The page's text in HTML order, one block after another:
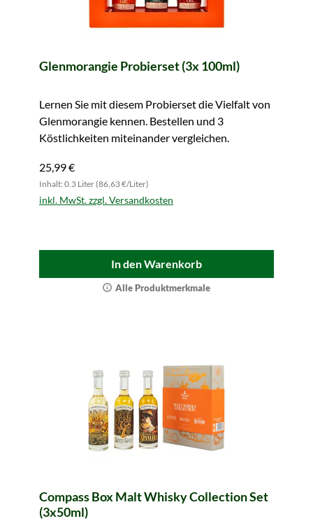
Glenmorangie Probierset (3x 100ml)
Lernen Sie mit diesem Probierset die Vielfalt von
Glenmorangie kennen. Bestellen und 3
Köstlichkeiten miteinander vergleichen.
25,99 €
Inhalt: 0.3 Liter (86,63 €/Liter)
inkl. MwSt. zzgl. Versandkosten
In den Warenkorb
Alle Produktmerkmale
Compass Box Malt Whisky Collection Set
(3x50ml)